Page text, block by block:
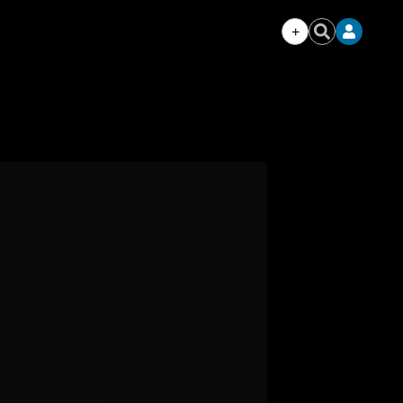
+ BuscarIniciar